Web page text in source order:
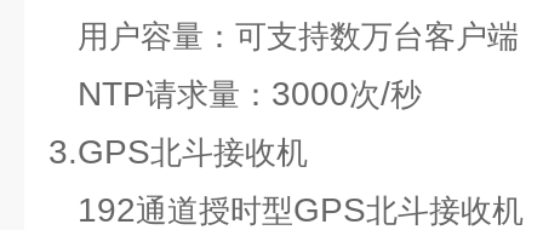
用户容量：可支持数万台客户端
NTP请求量： 3000次/秒
3.GPS北斗接收机
192通道授时型GPS北斗接收机